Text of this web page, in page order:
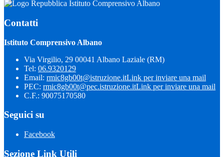
Istituto Comprensivo Albano
Contatti
Istituto Comprensivo Albano
Via Virgilio, 29 00041 Albano Laziale (RM)
Tel: 06.9320129
Email: rmic8gb00t@istruzione.itLink per inviare una mail
PEC: rmic8gb00t@pec.istruzione.itLink per inviare una mail
C.F.: 90075170580
Seguici su
Facebook
Sezione Link Utili